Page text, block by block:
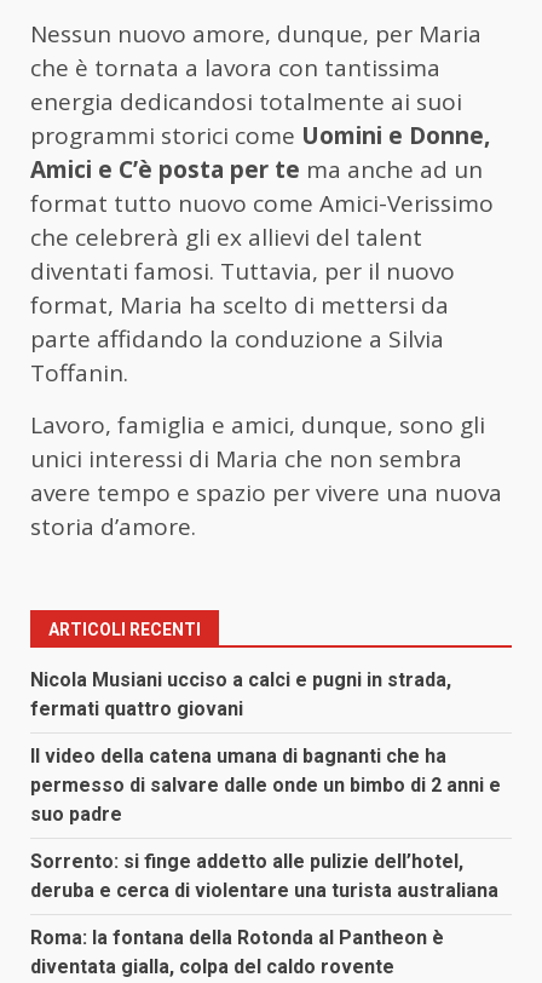
Nessun nuovo amore, dunque, per Maria
che è tornata a lavora con tantissima
energia dedicandosi totalmente ai suoi
programmi storici come Uomini e Donne,
Amici e C’è posta per te ma anche ad un
format tutto nuovo come Amici-Verissimo
che celebrerà gli ex allievi del talent
diventati famosi. Tuttavia, per il nuovo
format, Maria ha scelto di mettersi da
parte affidando la conduzione a Silvia
Toffanin.
Lavoro, famiglia e amici, dunque, sono gli
unici interessi di Maria che non sembra
avere tempo e spazio per vivere una nuova
storia d’amore.
ARTICOLI RECENTI
Nicola Musiani ucciso a calci e pugni in strada,
fermati quattro giovani
Il video della catena umana di bagnanti che ha
permesso di salvare dalle onde un bimbo di 2 anni e
suo padre
Sorrento: si finge addetto alle pulizie dell’hotel,
deruba e cerca di violentare una turista australiana
Roma: la fontana della Rotonda al Pantheon è
diventata gialla, colpa del caldo rovente